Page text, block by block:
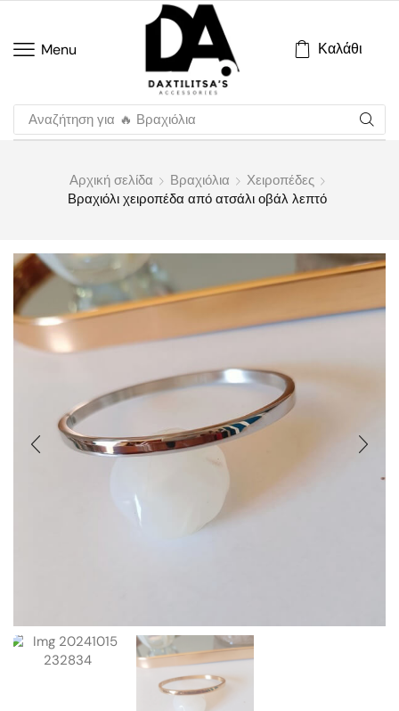
Menu Καλάθι
Αναζήτηση για 🔥 Βραχιόλια
Αρχική σελίδα Βραχιόλια
Χειροπέδες
Βραχιόλι χειροπέδα από ατσάλι οβάλ λεπτό